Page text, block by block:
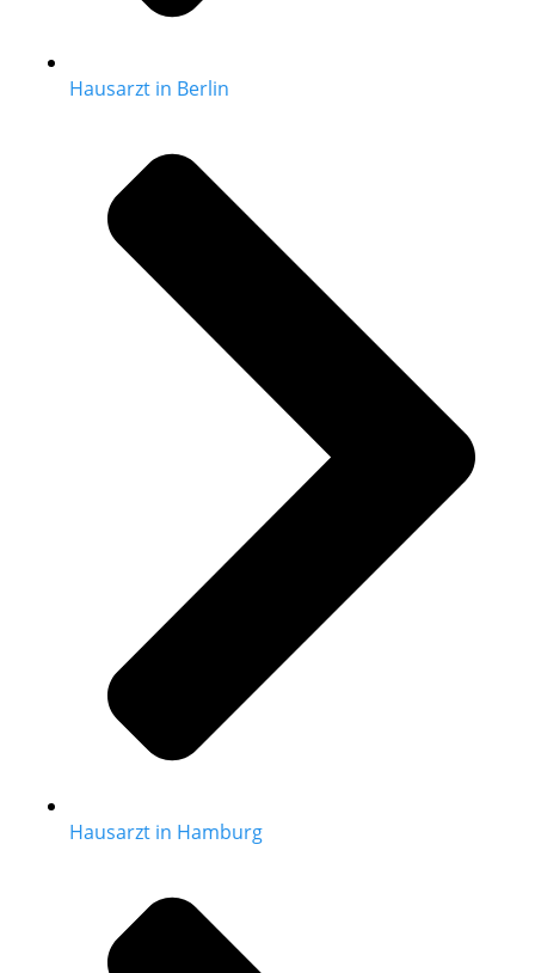
Hausarzt in Berlin
Hausarzt in Hamburg